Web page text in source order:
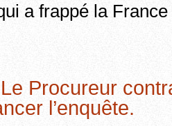
a frappé la
Procureur
l’enquête.